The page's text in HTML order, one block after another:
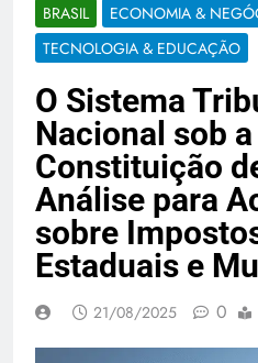
BRASIL
ECONOMIA &
TECNOLOGIA & EDUCAÇÃO
O Sistema
Nacional sob
Constituição
Análise para
sobre
Estaduais e
21/08/2025 0